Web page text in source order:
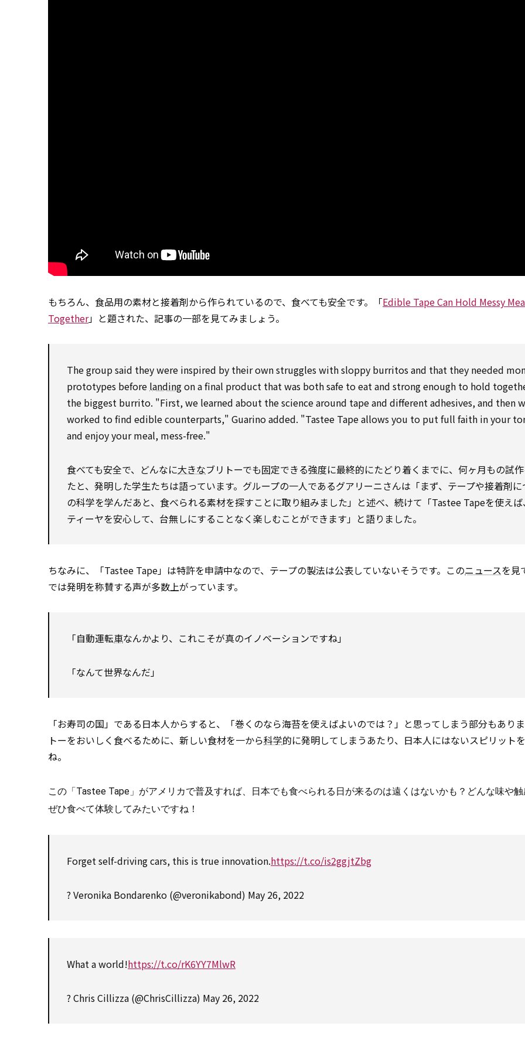
もちろん、食品用の素材と接着剤から作られているので、食べても安全です。「Edible Tape Can Hold Messy
Together」と題された、記事の一部を見てみましょう。
The group said they were inspired by their own struggles with sloppy burritos and that they needed
prototypes before landingon a final product that was both safe to eat and strong enough to hold
the biggest burrito. "First, we learned about the science around tape and different adhesives, and then
worked to find edible counterparts," Guarino added. "Tastee Tape allows you to put full faith in your
and enjoy your meal, mess-free."
食べても安全で、どんなに大きなブリトーでも固定できる強度に最終的にたどり着くまでに、何ヶ月もの試
たと、発明した学生たちは語っています。グループの一人であるグアリーニさんは「まず、テープや接着剤に
の科学を学んだあと、食べられる素材を探すことに取り組みました」と述べ、続けて「Tastee Tapeを使え
ティーヤを安心して、台無しにすることなく楽しむことができます」と語りました。
ちなみに、「Tastee Tape」は特許を申請中なので、テープの製法は公表していないそうです。このニュースを見
では発明を称賛する声が多数上がっています。
「自動運転車なんかより、これこそが真のイノベーションですね」
「なんて世界なんだ」
「お寿司の国」である日本人からすると、「巻くのなら海苔を使えばよいのでは？」と思ってしまう部分もあり
トーをおいしく食べるために、新しい食材を一から科学的に発明してしまうあたり、日本人にはないスピリット
ね。
この「Tastee Tape」がアメリカで普及すれば、日本でも食べられる日が来るのは遠くはないかも？どんな味や触
ぜひ食べて体験してみたいですね！
Forget self-driving cars, this is true innovation.https://t.co/is2ggjtZbg
? Veronika Bondarenko (@veronikabond) May 26, 2022
What a world!https://t.co/rK6YY7MlwR
? Chris Cillizza (@ChrisCillizza) May 26, 2022